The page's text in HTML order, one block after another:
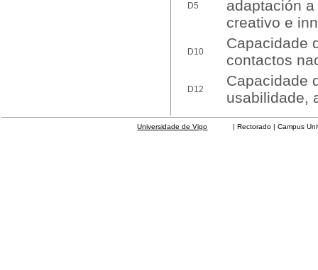
D5
adaptación
creativo e
D10
Capacidade
contactos
D12
Capacidade
usabilidade,
Universidade de Vigo | Rectorado | Campus